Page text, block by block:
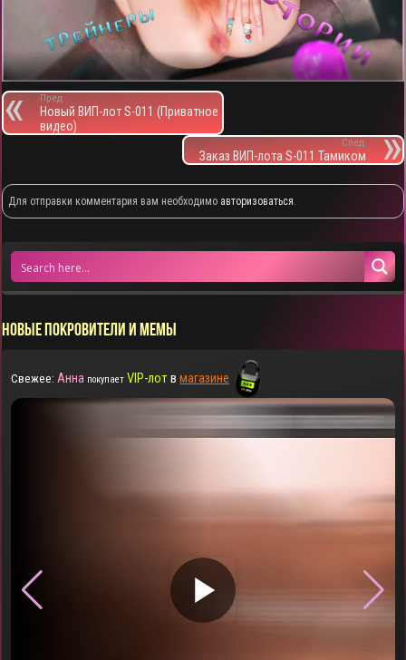
Пред.
Новый ВИП-лот S-011 (Приватное
видео)
След.
Заказ ВИП-лота S-011 Тамиком
Для отправки комментария вам необходимо авторизоваться.
НОВЫЕ ПОКРОВИТЕЛИ И МЕМЫ
Свежее: Анна покупает VIP-лотвмагазине
▶